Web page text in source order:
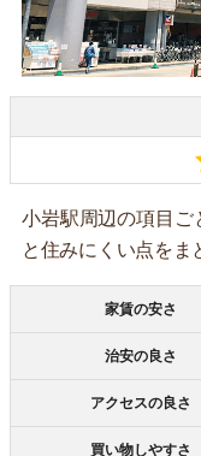
小岩駅周辺の項目ご
と住みにくい点をま
家賃の安さ
治安の良さ
アクセスの良さ
買い物しやすさ